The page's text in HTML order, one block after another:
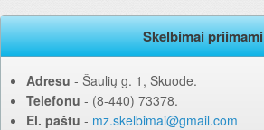
Skelbimai priimami
Adresu ‐ Šaulių g. 1, Skuode.
Telefonu ‐ (8-440) 73378.
El. paštu ‐ mz.skelbimai@gmail.com